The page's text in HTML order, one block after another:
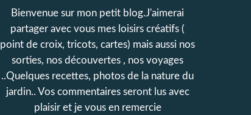
Bienvenue sur mon petit blog.J'aimerai
partager avec vous mes loisirs créatifs (
point de croix, tricots, cartes) mais aussi nos
sorties, nos découvertes , nos voyages
..Quelques recettes, photos de la nature du
jardin.. Vos commentaires seront lus avec
plaisir et je vous en remercie